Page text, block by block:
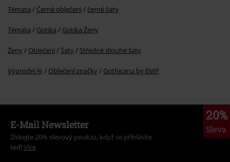
Témata Černé oblečení černé šaty
Témata Gotika Gotika Ženy
Ženy Oblečení Šaty Středně dlouhé šaty
Výprodej % Oblečení značky Gothicana by EMP
20%
Sleva
E-Mail Newsletter
Získejte 20% slevový poukaz, když se přihlásíte
teď! Více